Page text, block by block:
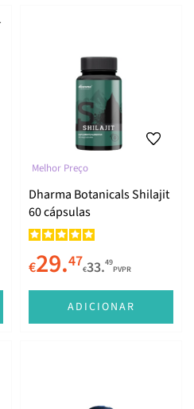
Melhor Preço
Dharma Botanicals Shilajit
60 cápsulas
€29.47€33.49
PVPR
ADICIONAR